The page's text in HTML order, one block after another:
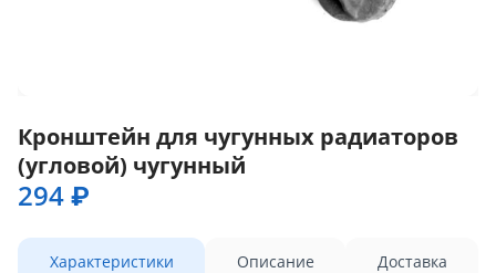
Кронштейн для чугунных радиаторов
(угловой) чугунный
294 ₽
Характеристики Описание Доставка